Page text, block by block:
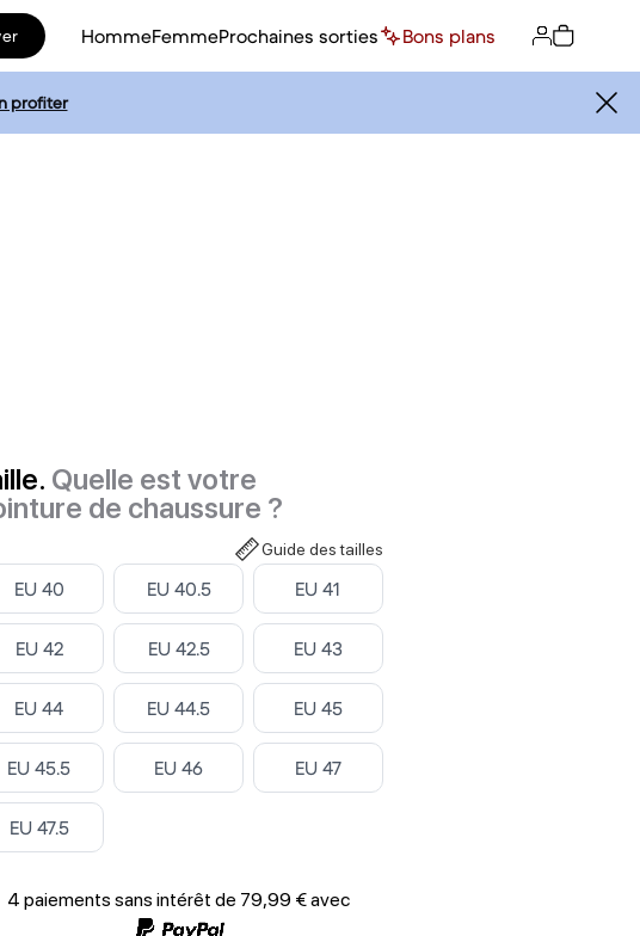
HommeFemmeProchaines sorties Bons plans
profiter
Quelle est votre
de chaussure ?
Guide des tailles
Select
EU 40 Select
EU 40.5 Select
EU 41
Select
EU 42 Select
EU 42.5 Select
EU 43
Select
EU 44 Select
EU 44.5 Select
EU 45
Select
EU 45.5 Select
EU 46 Select
EU 47
Select
EU 47.5
4 paiements sans intérêt de 79,99 €avec